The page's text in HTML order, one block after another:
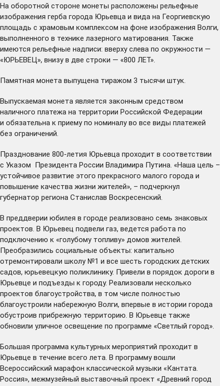
На оборотной стороне монеты расположены рельефные
изображения герба города Юрьевца и вида на Георгиевскую
площадь с храмовым комплексом на фоне изображения Волги,
выполненного в технике лазерного матирования. Также
имеются рельефные надписи: вверху слева по окружности —
«ЮРЬЕВЕЦ», внизу в две строки — «800 ЛЕТ».
Памятная монета выпущена тиражом 3 тысячи штук.
Выпускаемая монета является законным средством
наличного платежа на территории Российской Федерации
и обязательна к приему по номиналу во все виды платежей
без ограничений.
Празднование 800-летия Юрьевца проходит в соответствии
с Указом Президента России Владимира Путина. «Наша цель –
устойчивое развитие этого прекрасного малого города и
повышение качества жизни жителей», – подчеркнул
губернатор региона Станислав Воскресенский.
В преддверии юбилея в городе реализовано семь знаковых
проектов. В Юрьевец подвели газ, ведется работа по
подключению к «голубому топливу» домов жителей.
Преобразились социальные объекты: капитально
отремонтировали школу №1 и все шесть городских детских
садов, юрьевецкую поликлинику. Привели в порядок дороги в
Юрьевце и подъезды к городу. Реализовали несколько
проектов благоустройства, в том числе полностью
благоустроили набережную Волги, впервые в истории города
обустроив прибрежную территорию. В Юрьевце также
обновили уличное освещение по программе «Светлый город».
Большая программа культурных мероприятий проходит в
Юрьевце в течение всего лета. В программу вошли
Всероссийский марафон классической музыки «Кантата.
Россия», межмузейный выставочный проект «Древний город